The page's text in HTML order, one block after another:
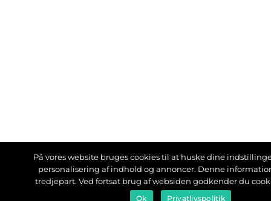
På vores website bruges cookies til at huske dine
personalisering af indhold og annoncer. Denne
tredjepart. Ved fortsat brug af websiden godkender du
Ok Privatlivspolitik